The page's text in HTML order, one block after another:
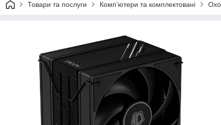
Товари та послуги Комп’ютери та комплектовані